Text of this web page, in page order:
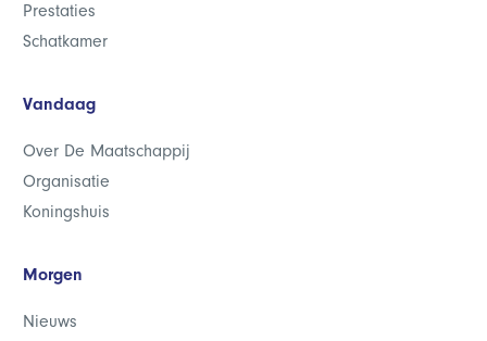
Prestaties
Schatkamer
Vandaag
Over De Maatschappij
Organisatie
Koningshuis
Morgen
Nieuws